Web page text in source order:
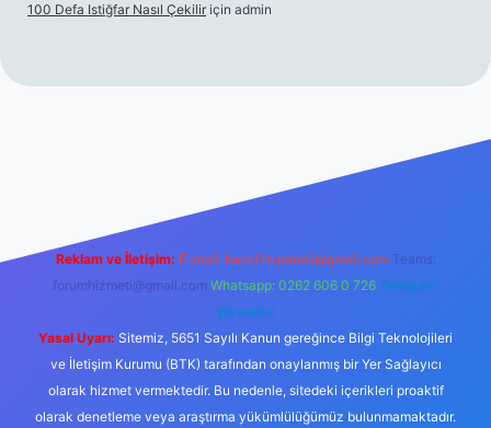
100 Defa Istiğfar Nasıl Çekilir için admin
Reklam ve İletişim: E-mail: backlinkpaneli@gmail.com Teams:
forumhizmeti@gmail.com Whatsapp: 0262 606 0 726 Telegram:
@karabul
Yasal Uyarı: Sitemiz, 5651 Sayılı Kanun gereğince Bilgi Teknolojileri
ve İletişim Kurumu (BTK) tarafından onaylanmış bir Yer Sağlayıcı
olarak hizmet vermektedir. Bu nedenle, sitedeki içerikleri proaktif
olarak denetleme veya araştırma yükümlülüğümüz bulunmamaktadır.